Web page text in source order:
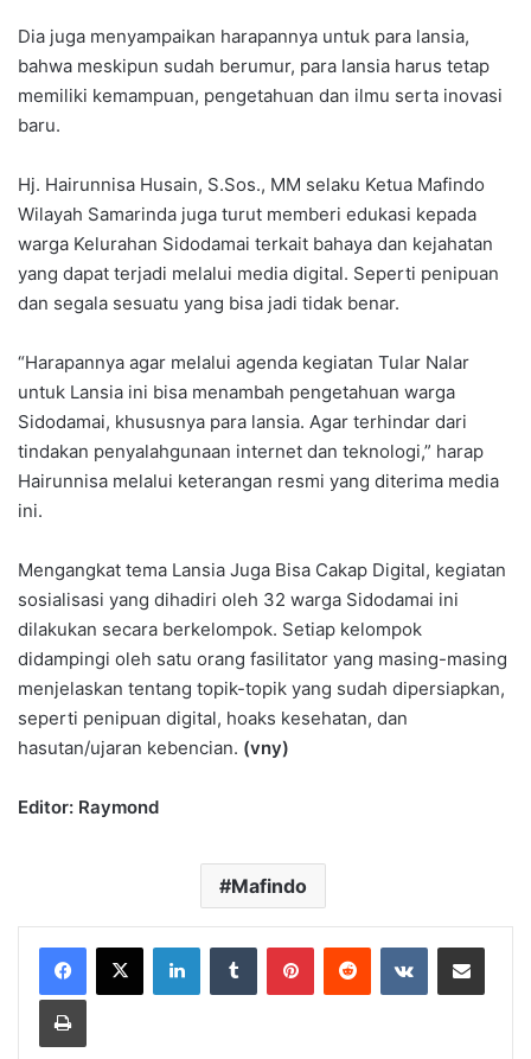
Dia juga menyampaikan harapannya untuk para lansia,
bahwa meskipun sudah berumur, para lansia harus tetap
memiliki kemampuan, pengetahuan dan ilmu serta inovasi
baru.
Hj. Hairunnisa Husain, S.Sos., MM selaku Ketua Mafindo
Wilayah Samarinda juga turut memberi edukasi kepada
warga Kelurahan Sidodamai terkait bahaya dan kejahatan
yang dapat terjadi melalui media digital. Seperti penipuan
dan segala sesuatu yang bisa jadi tidak benar.
“Harapannya agar melalui agenda kegiatan Tular Nalar
untuk Lansia ini bisa menambah pengetahuan warga
Sidodamai, khususnya para lansia. Agar terhindar dari
tindakan penyalahgunaan internet dan teknologi,” harap
Hairunnisa melalui keterangan resmi yang diterima media
ini.
Mengangkat tema Lansia Juga Bisa Cakap Digital, kegiatan
sosialisasi yang dihadiri oleh 32 warga Sidodamai ini
dilakukan secara berkelompok. Setiap kelompok
didampingi oleh satu orang fasilitator yang masing-masing
menjelaskan tentang topik-topik yang sudah dipersiapkan,
seperti penipuan digital, hoaks kesehatan, dan
hasutan/ujaran kebencian. (vny)
Editor: Raymond
Mafindo